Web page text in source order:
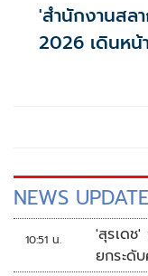
'สำนักงานสล
2026 เดินหน้
NEWS UPDATE
10:51 น.
'สุรเดช
ยกระดั